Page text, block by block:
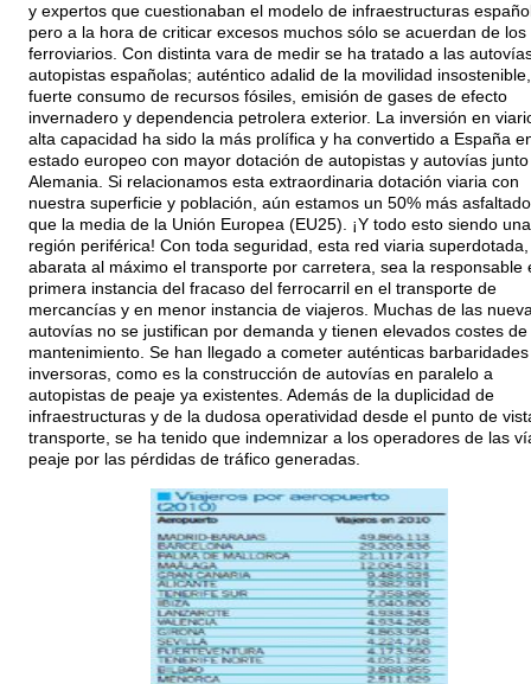
y expertos que cuestionaban el modelo de infraestructuras
pero a la hora de criticar excesos muchos sólo se acuerdan de los
ferroviarios. Con distinta vara de medir se ha tratado a las
autopistas españolas; auténtico adalid de la movilidad
fuerte consumo de recursos fósiles, emisión de gases de efecto
invernadero y dependencia petrolera exterior. La inversión en
alta capacidad ha sido la más prolífica y ha convertido a España
estado europeo con mayor dotación de autopistas y autovías junto
Alemania. Si relacionamos esta extraordinaria dotación viaria con
nuestra superficie y población, aún estamos un 50% más
que la media de la Unión Europea (EU25). ¡Y todo esto siendo una
región periférica! Con toda seguridad, esta red viaria
abarata al máximo el transporte por carretera, sea la responsable
primera instancia del fracaso del ferrocarril en el transporte de
mercancías y en menor instancia de viajeros. Muchas de las
autovías no se justifican por demanda y tienen elevados costes de
mantenimiento. Se han llegado a cometer auténticas barbaridades
inversoras, como es la construcción de autovías en paralelo a
autopistas de peaje ya existentes. Además de la duplicidad de
infraestructuras y de la dudosa operatividad desde el punto de
transporte, se ha tenido que indemnizar a los operadores de las
peaje por las pérdidas de tráfico generadas.